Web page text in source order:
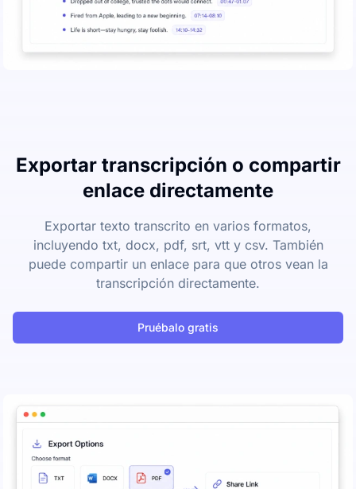
Exportar transcripción o compartir
enlace directamente
Exportar texto transcrito en varios formatos,
incluyendo txt, docx, pdf, srt, vtt y csv. También
puede compartir un enlace para que otros vean la
transcripción directamente.
Pruébalo gratis